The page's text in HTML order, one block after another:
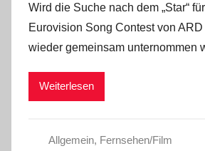
Wird die Suche nach dem „Star“
Eurovision Song Contest von
wieder gemeinsam unternommen
Weiterlesen
Allgemein, Fernsehen/Film